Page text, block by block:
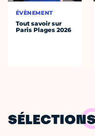
ÉVÈNEMENT
Tout savoir sur
Paris Plages 2026
SÉLECTIONS